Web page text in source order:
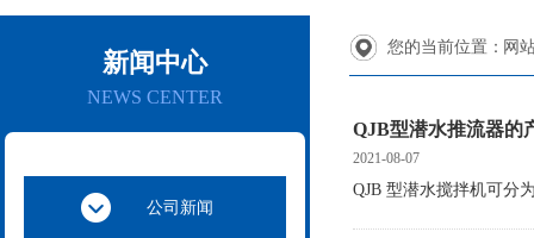
您的当前位置： 网
NEWS CENTER
公司新闻
新闻中心
QJB型潜水推流器的
2021-08-07
QJB 型潜水搅拌机可分